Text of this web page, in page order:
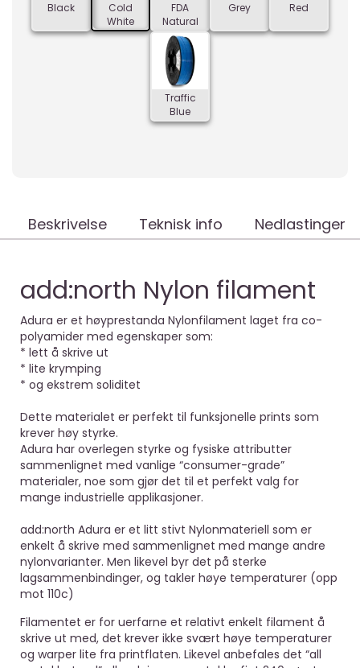
Black
Cold
White
FDA
Natural
Grey Red
Traffic
Blue
Beskrivelse Teknisk info Nedlastinger
add:north Nylon filament
Adura er et høyprestanda Nylonfilament laget fra co-
polyamider med egenskaper som:
* lett å skrive ut
* lite krymping
* og ekstrem soliditet
Dette materialet er perfekt til funksjonelle prints som
krever høy styrke.
Adura har overlegen styrke og fysiske attributter
sammenlignet med vanlige “consumer-grade”
materialer, noe som gjør det til et perfekt valg for
mange industrielle applikasjoner.
add:north Adura er et litt stivt Nylonmateriell som er
enkelt å skrive med sammenlignet med mange andre
nylonvarianter. Men likevel byr det på sterke
lagsammenbindinger, og takler høye temperaturer (opp
mot 110c)
Filamentet er for uerfarne et relativt enkelt filament å
skrive ut med, det krever ikke svært høye temperaturer
og warper lite fra printflaten. Likevel anbefales det “all